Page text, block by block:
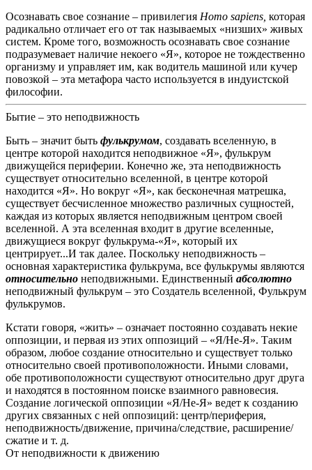
Осознавать свое сознание – привилегия Homo sapiens, которая
радикально отличает его от так называемых «низших» живых
систем. Кроме того, возможность осознавать свое сознание
подразумевает наличие некоего «Я», которое не тождественно
организму и управляет им, как водитель машиной или кучер
повозкой – эта метафора часто используется в индуистской
философии.
Бытие – это неподвижность
Быть – значит быть фулькрумом, создавать вселенную, в
центре которой находится неподвижное «Я», фулькрум
движущейся периферии. Конечно же, эта неподвижность
существует относительно вселенной, в центре которой
находится «Я». Но вокруг «Я», как бесконечная матрешка,
существует бесчисленное множество различных сущностей,
каждая из которых является неподвижным центром своей
вселенной. А эта вселенная входит в другие вселенные,
движущиеся вокруг фулькрума-«Я», который их
центрирует...И так далее. Поскольку неподвижность –
основная характеристика фулькрума, все фулькрумы являются
относительно неподвижными. Единственный абсолютно
неподвижный фулькрум – это Создатель вселенной, Фулькрум
фулькрумов.
Кстати говоря, «жить» – означает постоянно создавать некие
оппозиции, и первая из этих оппозиций – «Я/Не-Я». Таким
образом, любое создание относительно и существует только
относительно своей противоположности. Иными словами,
обе противоположности существуют относительно друг друга
и находятся в постоянном поиске взаимного равновесия.
Создание логической оппозиции «Я/Не-Я» ведет к созданию
других связанных с ней оппозиций: центр/периферия,
неподвижность/движение, причина/следствие, расширение/
сжатие и т. д.
От неподвижности к движению